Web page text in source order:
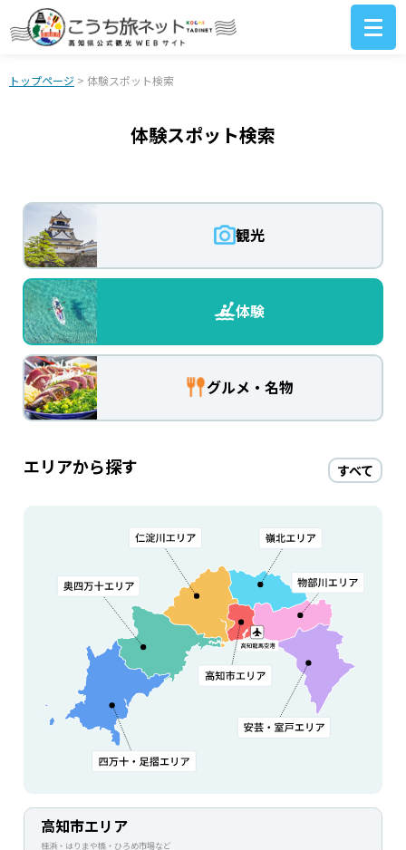
トップページ > 体験スポット検索
体験スポット検索
観光
体験
グルメ・名物
エリアから探す すべて
高知市エリア
桂浜・はりまや橋・ひろめ市場など